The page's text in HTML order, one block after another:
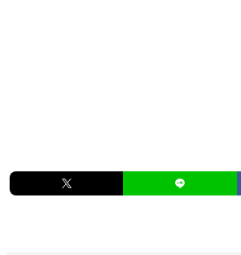
1,980円(税込)